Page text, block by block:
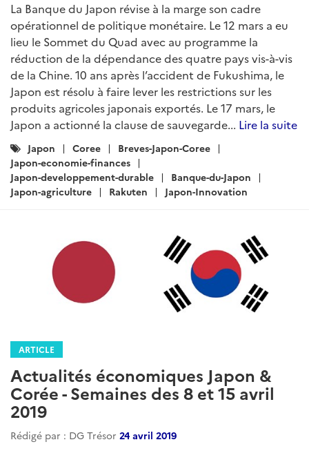
La Banque du Japon révise à la marge son cadre
opérationnel de politique monétaire. Le 12 mars a eu
lieu le Sommet du Quad avec au programme la
réduction de la dépendance des quatre pays vis-à-vis
de la Chine. 10 ans après l’accident de Fukushima, le
Japon est résolu à faire lever les restrictions sur les
produits agricoles japonais exportés. Le 17 mars, le
Japon a actionné la clause de sauvegarde... Lire la suite
Catégories
:
Japon Coree
Breves-Japon-Coree
Japon-economie-finances
Japon-developpement-durable
Banque-du-Japon
Japon-agriculture
Rakuten Japon-Innovation
ARTICLE
Actualités économiques Japon &
Corée - Semaines des 8 et 15 avril
2019
Rédigé par : DG Trésor 24 avril 2019